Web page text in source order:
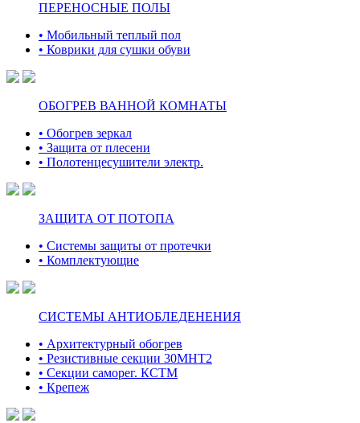
ПЕРЕНОСНЫЕ ПОЛЫ
• Мобильный теплый пол
• Коврики для сушки обуви
ОБОГРЕВ ВАННОЙ КОМНАТЫ
• Обогрев зеркал
• Защита от плесени
• Полотенцесушители электр.
ЗАЩИТА ОТ ПОТОПА
• Системы защиты от протечки
• Комплектующие
СИСТЕМЫ АНТИОБЛЕДЕНЕНИЯ
• Архитектурный обогрев
• Резистивные секции 30МНТ2
• Секции саморег. КСТМ
• Крепеж